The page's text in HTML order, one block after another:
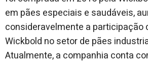
em pães especiais e saudáveis,
consideravelmente a participação
Wickbold no setor de pães
Atualmente, a companhia conta